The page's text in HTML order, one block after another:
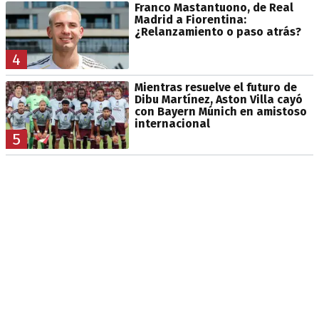
4
Franco Mastantuono, de Real
Madrid a Fiorentina:
¿Relanzamiento o paso atrás?
5
Mientras resuelve el futuro de
Dibu Martínez, Aston Villa cayó
con Bayern Múnich en amistoso
internacional